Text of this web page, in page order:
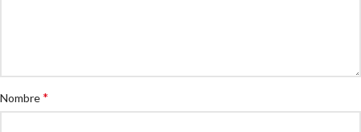
Nombre*